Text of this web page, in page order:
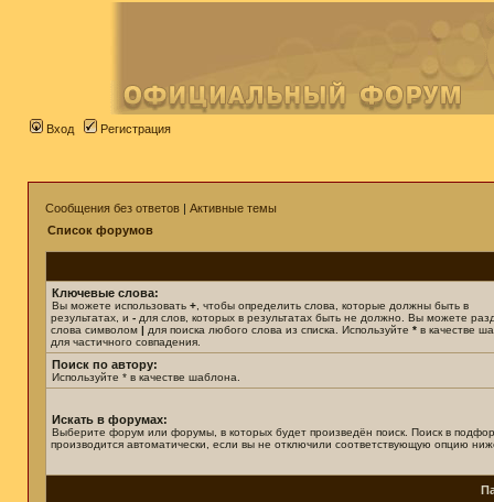
Вход Регистрация
Сообщения без ответов | Активные темы
Список форумов
Ключевые слова:
Вы можете использовать + , чтобы определить слова, которые должны быть в
результатах, и - для слов, которых в результатах быть не должно. Вы можете
слова символом | для поиска любого слова из списка. Используйте * в качестве
для частичного совпадения.
Поиск по автору:
Используйте * в качестве шаблона.
Искать в форумах:
Выберите форум или форумы, в которых будет произведён поиск. Поиск в
производится автоматически, если вы не отключили соответствующую опцию